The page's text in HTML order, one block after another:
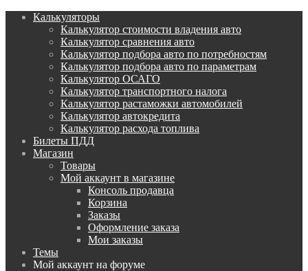
Калькуляторы
Калькулятор стоимости владения авто
Калькулятор сравнения авто
Калькулятор подбора авто по потребностям
Калькулятор подбора авто по параметрам
Калькулятор ОСАГО
Калькулятор транспортного налога
Калькулятор растаможки автомобилей
Калькулятор автокредита
Калькулятор расхода топлива
Билеты ПДД
Магазин
Товары
Мой аккаунт в магазине
Консоль продавца
Корзина
Заказы
Оформление заказа
Мои заказы
Темы
Мой аккаунт на форуме